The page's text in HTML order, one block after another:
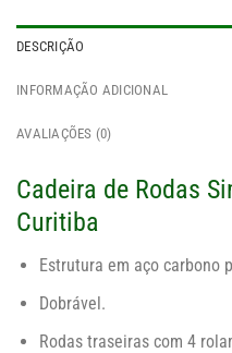
DESCRIÇÃO
INFORMAÇÃO ADICIONAL
AVALIAÇÕES (0)
Cadeira de Rodas
Curitiba
Estrutura em aço carbono
Dobrável.
Rodas traseiras com 4